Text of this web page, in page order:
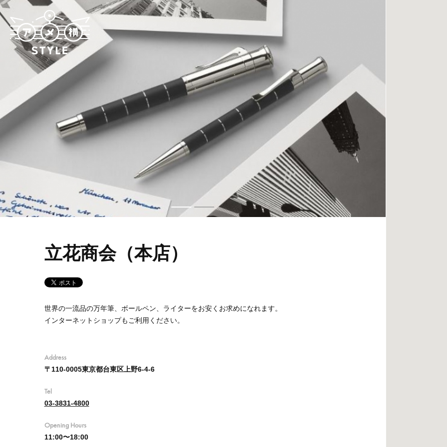
立花商会（本店）
世界の一流品の万年筆、ボールペン、ライターをお安くお求めになれます。
インターネットショップもご利用ください。
Address
〒110-0005東京都台東区上野6-4-6
Tel
03-3831-4800
Opening Hours
11:00〜18:00